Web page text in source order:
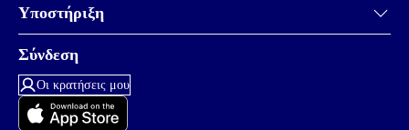
Υποστήριξη
Σύνδεση
Οι κρατήσεις μου